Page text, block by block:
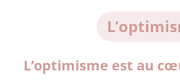
L’optimisme est au